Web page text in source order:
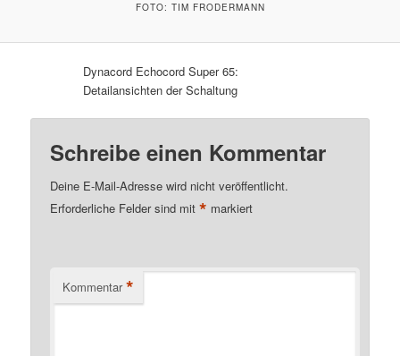
FOTO: TIM FRODERMANN
Dynacord Echocord Super 65:
Detailansichten der Schaltung
Schreibe einen Kommentar
Deine E-Mail-Adresse wird nicht veröffentlicht.
Erforderliche Felder sind mit* markiert
Kommentar *